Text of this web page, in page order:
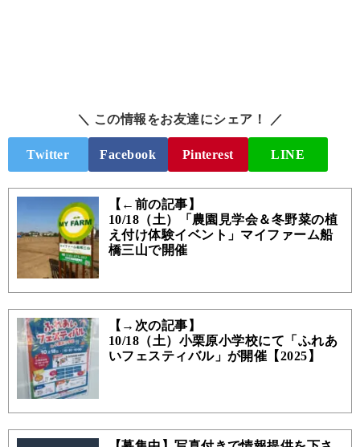
＼ この情報をお友達にシェア！ ／
Twitter Facebook Pinterest LINE
【←前の記事】
10/18（土）「農園見学会＆冬野菜の植
え付け体験イベント」マイファーム船
橋三山で開催
【→次の記事】
10/18（土）小栗原小学校にて「ふれあ
いフェスティバル」が開催【2025】